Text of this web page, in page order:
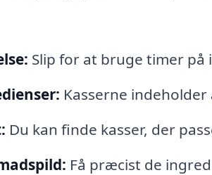
Slip for at bruge timer
Kasserne
Du kan finde kasser, der
Få præcist de